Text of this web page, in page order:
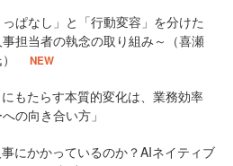
っぱなし」と「行動変容」を分けた
担当者の執念の取り組み～（喜瀬
NEW
もたらす本質的変化は、業務効率
の向き合い方」
にかかっているのか？AIネイティブ